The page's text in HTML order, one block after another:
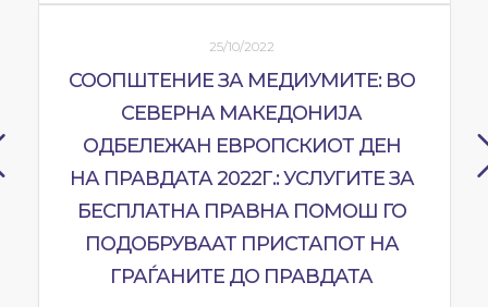
25/10/2022
СООПШТЕНИЕ ЗА МЕДИУМИТЕ: ВО
СЕВЕРНА МАКЕДОНИЈА
ОДБЕЛЕЖАН ЕВРОПСКИОТ ДЕН
НА ПРАВДАТА 2022Г.: УСЛУГИТЕ ЗА
БЕСПЛАТНА ПРАВНА ПОМОШ ГО
ПОДОБРУВААТ ПРИСТАПОТ НА
ГРАЃАНИТЕ ДО ПРАВДАТА